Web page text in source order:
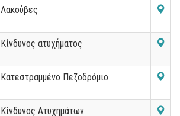
Λακούβες
Κίνδυνος ατυχήματος
Κατεστραμμένο Πεζοδρόμιο
Κίνδυνος Ατυχημάτων